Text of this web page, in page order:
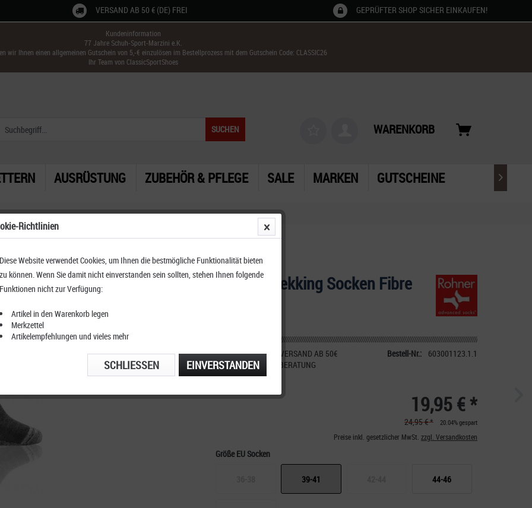
VERSAND AB 50 € (DE) FREI GEPRÜFTER SHOP SICHER EINKAUFEN!
Kundeninformation
77 Jahre Schuh-Sport-Marzini e.K.
wir Ihnen einen allgemeinen Gutschein von 5,-€ einzulösen im Bestellprozess mit dem Gutschein Code: CLASSIC26
Ihr Team von ClassicSportShoes
SUCHEN WARENKORB
AUSRÜSTUNG ZUBEHÖR & PFLEGE SALE MARKEN GUTSCHEINE 
Rohner Trekking Socken Fibre
KOSTENFREIER VERSAND AB 50€
TELEFONISCHE BERATUNG
Bestell-Nr.: 603001123.1.1
19,95 € *
24,95 € * 20.04% gespart
Preise inkl. gesetzlicher MwSt. zzgl. Versandkosten
Größe EU Socken
39-41 44-46
Richtlinien
Diese Website verwendet Cookies, um Ihnen die bestmögliche Funktionalität bieten
zu können. Wenn Sie damit nicht einverstanden sein sollten, stehen Ihnen folgende
Funktionen nicht zur Verfügung:
Artikel in den Warenkorb legen
Merkzettel
Artikelempfehlungen und vieles mehr
EINVERSTANDEN
SCHLIESSEN